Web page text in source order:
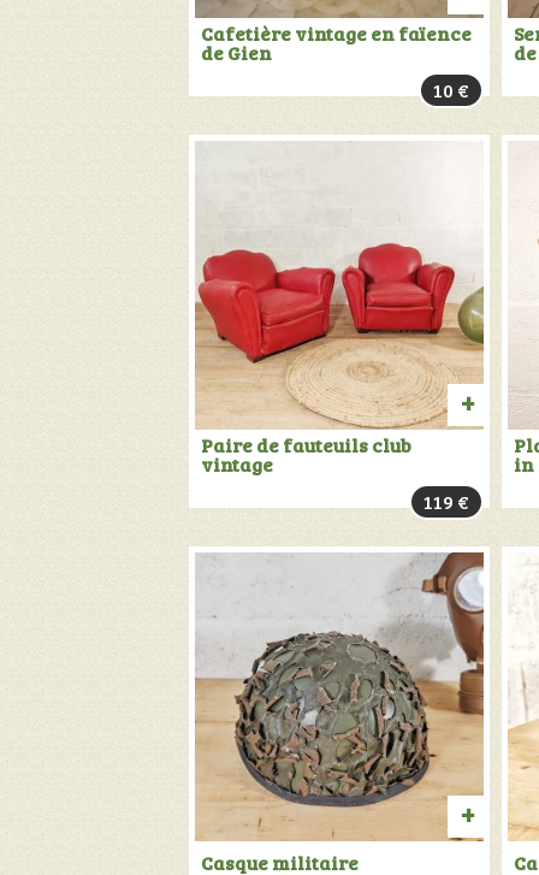
PANIER
Cafetière vintage en faïence
de Gien
10 €
PANIER
Paire de fauteuils club
vintage
119 €
in
Casque militaire